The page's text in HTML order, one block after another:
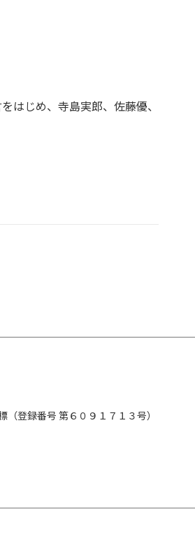
はじめ、寺島実郎、佐藤優、
登録番号 第６０９１７１３号）